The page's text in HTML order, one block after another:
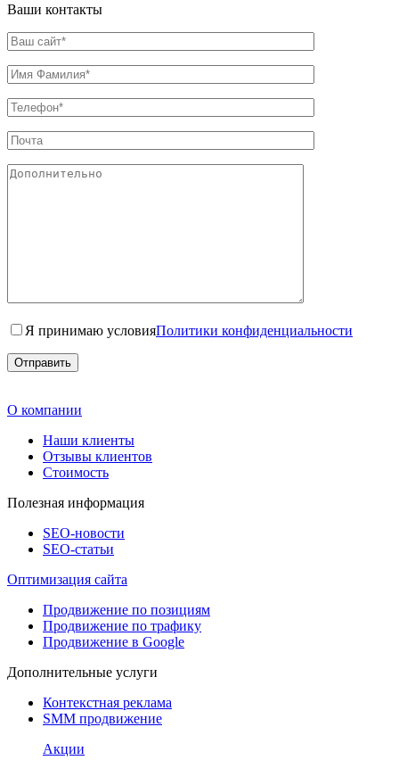
Ваши контакты
Я принимаю условияПолитики конфиденциальности
О компании
Наши клиенты
Отзывы клиентов
Стоимость
Полезная информация
SEO-новости
SEO-cтатьи
Оптимизация сайта
Продвижение по позициям
Продвижение по трафику
Продвижение в Google
Дополнительные услуги
Контекстная реклама
SMM продвижение
Акции